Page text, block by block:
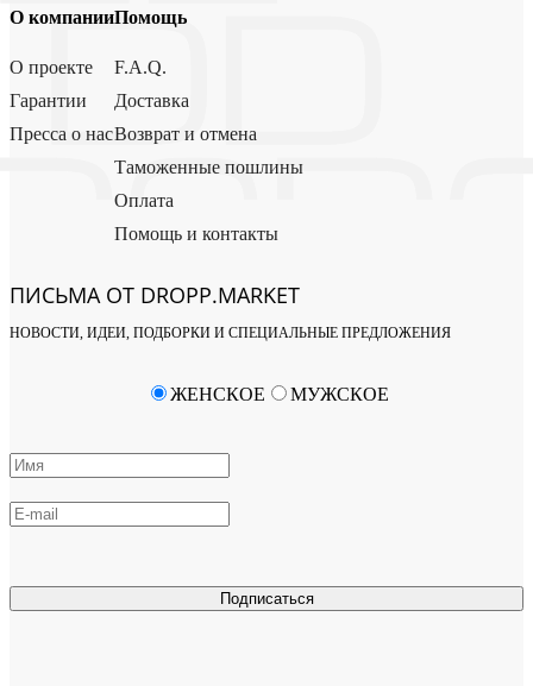
О компании
О проекте
Гарантии
Пресса о нас
Помощь
F.A.Q.
Доставка
Возврат и отмена
Таможенные пошлины
Оплата
Помощь и контакты
ПИСЬМА ОТ DROPP.MARKET
НОВОСТИ, ИДЕИ, ПОДБОРКИ И СПЕЦИАЛЬНЫЕ ПРЕДЛОЖЕНИЯ
Подписаться
ЖЕНСКОЕ МУЖСКОЕ